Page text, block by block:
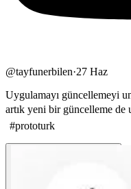
@tayfunerbilen·27 Haz
Uygulamayı güncellemeyi
artık yeni bir güncelleme
#prototurk